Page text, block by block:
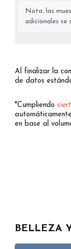
Nota: las
adicionales se
Al finalizar la
de datos
*Cumpliendo
en base al
BELLEZA